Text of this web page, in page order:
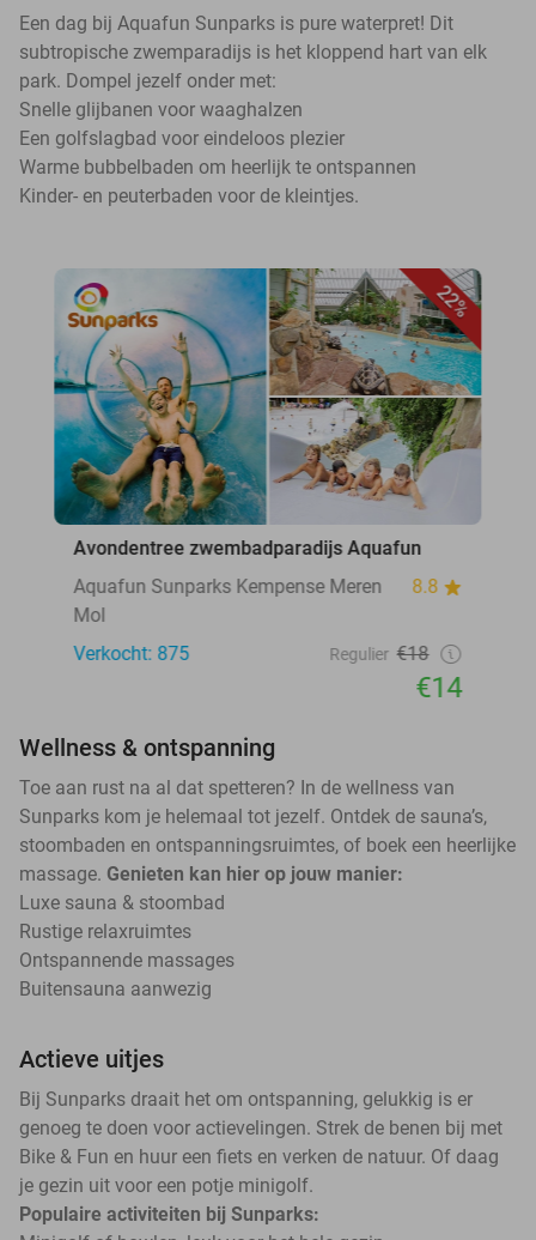
Een dag bij Aquafun Sunparks is pure waterpret! Dit
subtropische zwemparadijs is het kloppend hart van elk
park. Dompel jezelf onder met:
Snelle glijbanen voor waaghalzen
Een golfslagbad voor eindeloos plezier
Warme bubbelbaden om heerlijk te ontspannen
Kinder- en peuterbaden voor de kleintjes.
22%
Avondentree zwembadparadijs Aquafun
Aquafun Sunparks Kempense Meren
8.8
Mol
Verkocht: 875
Regulier €18
€14
Wellness & ontspanning
Toe aan rust na al dat spetteren? In de wellness van
Sunparks kom je helemaal tot jezelf. Ontdek de sauna’s,
stoombaden en ontspanningsruimtes, of boek een heerlijke
massage. Genieten kan hier op jouw manier:
Luxe sauna & stoombad
Rustige relaxruimtes
Ontspannende massages
Buitensauna aanwezig
Actieve uitjes
Bij Sunparks draait het om ontspanning, gelukkig is er
genoeg te doen voor actievelingen. Strek de benen bij met
Bike & Fun en huur een fiets en verken de natuur. Of daag
je gezin uit voor een potje minigolf.
Populaire activiteiten bij Sunparks: